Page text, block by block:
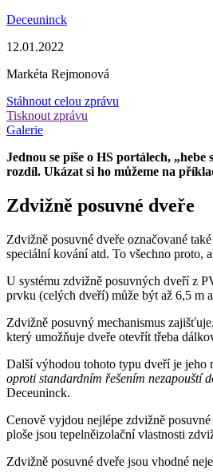
Deceuninck
12.01.2022
Markéta Rejmonová
Stáhnout celou zprávu
Tisknout zprávu
Galerie
Jednou se píše o HS portálech,
rozdíl. Ukázat si ho můžeme na
Zdvižně posuvné dveře
Zdvižně posuvné dveře označované
speciální kování atd. To všechno proto,
U systému zdvižně posuvných dveří z
prvku (celých dveří) může být až 6,5 m
Zdvižně posuvný mechanismus
který umožňuje dveře otevřít třeba
Další výhodou tohoto typu dveří je jeho
oproti standardním řešením nezapouští
Deceuninck.
Cenově vyjdou nejlépe zdvižně
ploše jsou tepelněizolační vlastnosti
Zdvižně posuvné dveře jsou vhodné